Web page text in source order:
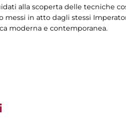
alla scoperta delle tecniche
in atto dagli stessi
moderna e contemporanea.